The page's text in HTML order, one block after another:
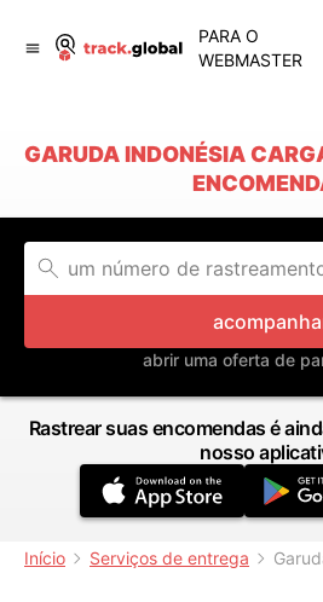
PARA O
WEBMASTER
GARUDA INDONÉSIA
abrir uma oferta de
Rastrear suas encomendas é
nosso
Início Serviços de entrega